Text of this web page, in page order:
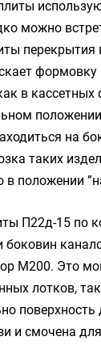
можно
перекрытия
формовку
в
на
таких
положении
П22д-15 по
боковин
М200. Это
лотков,
и смочена